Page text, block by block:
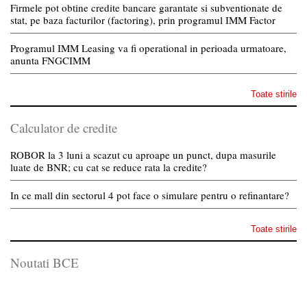
Firmele pot obtine credite bancare garantate si subventionate de
stat, pe baza facturilor (factoring), prin programul IMM Factor
Programul IMM Leasing va fi operational in perioada urmatoare,
anunta FNGCIMM
Toate stirile
Calculator de credite
ROBOR la 3 luni a scazut cu aproape un punct, dupa masurile
luate de BNR; cu cat se reduce rata la credite?
In ce mall din sectorul 4 pot face o simulare pentru o refinantare?
Toate stirile
Noutati BCE